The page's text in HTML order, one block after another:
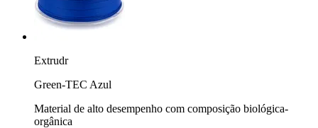
Extrudr
Green-TEC Azul
Material de alto desempenho com composição biológica-
orgânica